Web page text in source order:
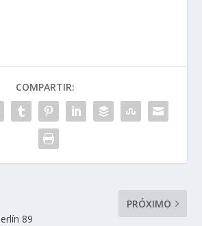
COMPARTIR:
89
PRÓXIMO